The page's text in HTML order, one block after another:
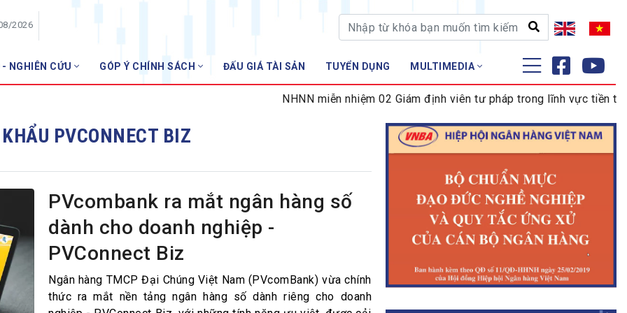
2026
NGHIÊN CỨU GÓP Ý CHÍNH SÁCH ĐẤU GIÁ TÀI SẢN TUYỂN DỤNG MULTIMEDIA
hàng
Gia nhập VNBA
Tập huấn
NHNN miễn nhiệm 02 Giám định viên tư pháp trong lĩnh vực tiền tệ và
PVCONNECT BIZ
PVcombank ra mắt ngân hàng số
dành cho doanh nghiệp -
PVConnect Biz
Ngân hàng TMCP Đại Chúng Việt Nam (PVcomBank) vừa chính
thức ra mắt nền tảng ngân hàng số dành riêng cho doanh